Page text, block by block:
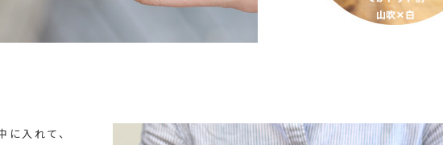
入れて、